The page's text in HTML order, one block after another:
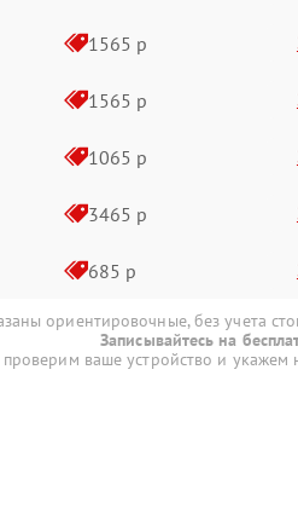
1565 р
1565 р
1065 р
3465 р
685 р
ориентировочные, без учета
Записывайтесь на
ваше устройство и укажем